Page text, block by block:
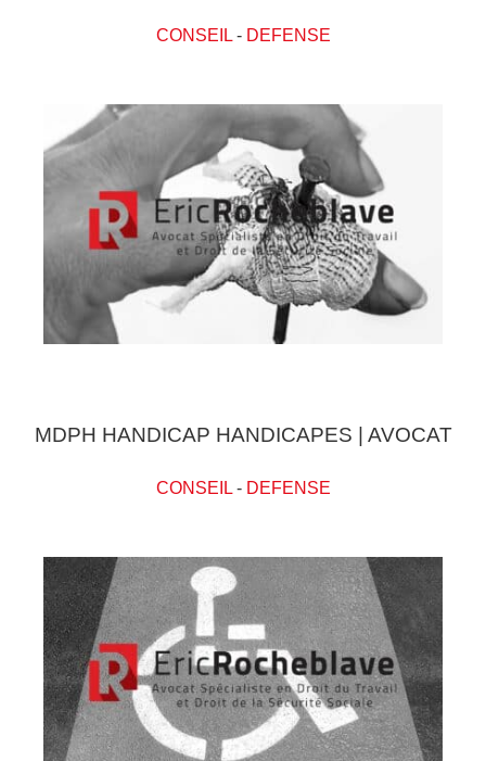
CONSEIL- DEFENSE
MDPH HANDICAP HANDICAPES | AVOCAT
CONSEIL- DEFENSE